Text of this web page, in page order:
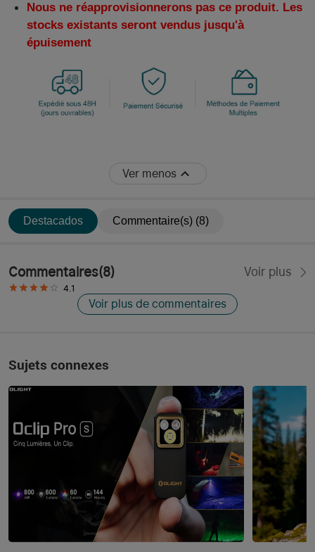
Nous ne réapprovisionnerons pas ce produit. Les
stocks existants seront vendus jusqu'à
épuisement
Ver menos
Destacados Commentaire(s) (8)
Commentaires(8) Voir plus
4.1
Voir plus de commentaires
Sujets connexes